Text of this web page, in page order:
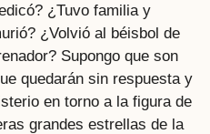
¿Tuvo familia y
¿Volvió al béisbol de
Supongo que son
quedarán sin respuesta y
en torno a la figura de
grandes estrellas de la